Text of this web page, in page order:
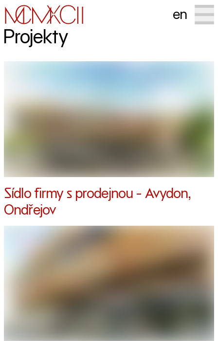
en
Projekty
Sídlo firmy s prodejnou - Avydon,
Ondřejov